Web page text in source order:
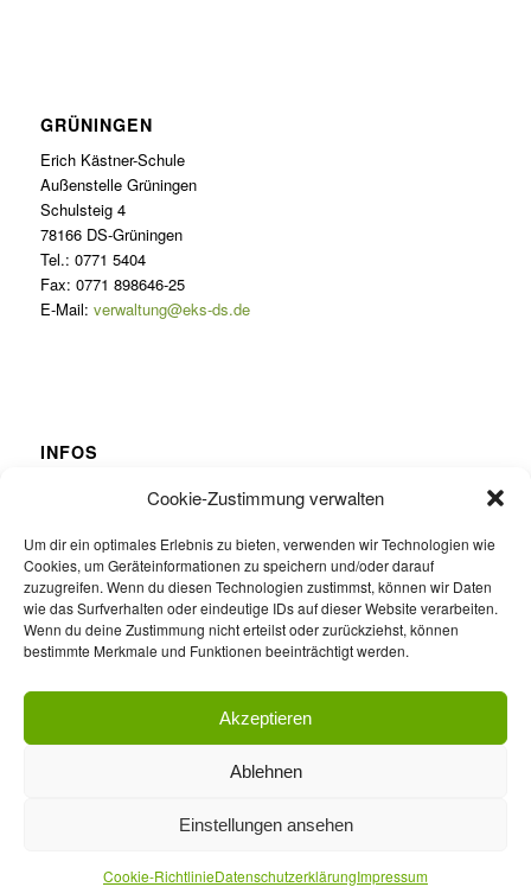
Cookie-Zustimmung verwalten
Um dir ein optimales Erlebnis zu bieten, verwenden wir Technologien wie
Cookies, um Geräteinformationen zu speichern und/oder darauf
zuzugreifen. Wenn du diesen Technologien zustimmst, können wir Daten
wie das Surfverhalten oder eindeutige IDs auf dieser Website verarbeiten.
Wenn du deine Zustimmung nicht erteilst oder zurückziehst, können
bestimmte Merkmale und Funktionen beeinträchtigt werden.
Akzeptieren
Ablehnen
Einstellungen ansehen
Cookie-RichtlinieDatenschutzerklärungImpressum
GRÜNINGEN
Erich Kästner-Schule
Außenstelle Grüningen
Schulsteig 4
78166 DS-Grüningen
Tel.: 0771 5404
Fax: 0771 898646-25
E-Mail: verwaltung@eks-ds.de
INFOS
Datenschutzerklärung
Cookies
Schulamt Donaueschingen
Stadt Donaueschingen
Downloads
Barrierefreiheit
Theme by Kriesi